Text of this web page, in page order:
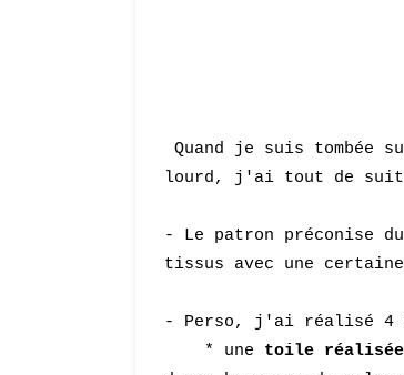
Quand je suis tombée
lourd, j'ai tout de suite
- Le patron préconise
tissus avec une
- Perso, j'ai réalisé 4
* une toile réalisée